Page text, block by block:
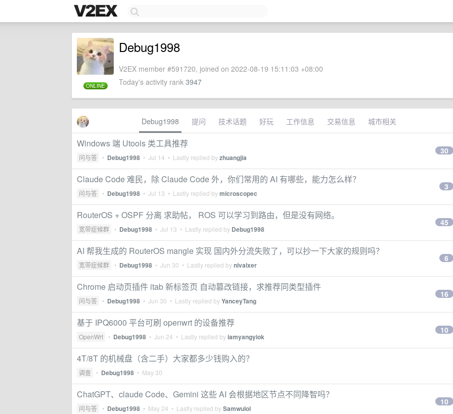
ONLINE
Debug1998
V2EX member #591720, joined on 2022-08-19 15:11:03 +08:00
Today's activity rank 3947
Debug1998 提问 技术话题 好玩 工作信息 交易信息 城市相关
Windows 端 Utools 类工具推荐
问与答 • Debug1998 • Jul 14 • Lastly replied byzhuangjia
30
Claude Code 难民，除 Claude Code 外，你们常用的 AI 有哪些，能力怎么样？
问与答 • Debug1998 • Jul 13 • Lastly replied bymicroscopec
3
RouterOS + OSPF 分离 求助帖， ROS 可以学习到路由，但是没有网络。
宽带症候群 • Debug1998 • Jul 13 • Lastly replied by Debug1998
45
AI 帮我生成的 RouterOS mangle 实现 国内外分流失败了，可以抄一下大家的规则吗？
宽带症候群 • Debug1998 • Jun 30 • Lastly replied bynivalxer
6
Chrome 启动页插件 itab 新标签页 自动篡改链接，求推荐同类型插件
问与答 • Debug1998 • Jun 30 • Lastly replied byYanceyTang
16
基于 IPQ6000 平台可刷 openwrt 的设备推荐
OpenWrt • Debug1998 • Jun 24 • Lastly replied byiamyangyiok
10
4T/8T 的机械盘（含二手）大家都多少钱购入的？
调查 • Debug1998 • May 30
ChatGPT、claude Code、Gemini 这些 AI 会根据地区节点不同降智吗？
问与答 • Debug1998 • May 24 • Lastly replied bySamwulol
10